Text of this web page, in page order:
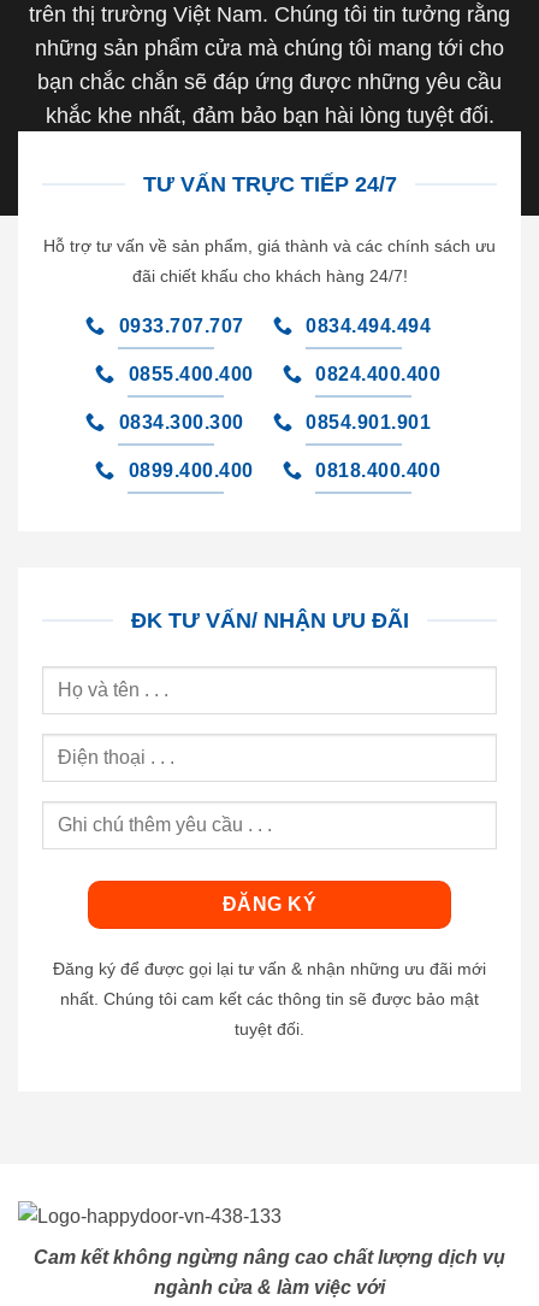
trên thị trường Việt Nam. Chúng tôi tin tưởng rằng
những sản phẩm cửa mà chúng tôi mang tới cho
bạn chắc chắn sẽ đáp ứng được những yêu cầu
khắc khe nhất, đảm bảo bạn hài lòng tuyệt đối.
TƯ VẤN TRỰC TIẾP 24/7
Hỗ trợ tư vấn về sản phẩm, giá thành và các chính sách ưu
đãi chiết khấu cho khách hàng 24/7!
0933.707.707 0834.494.494
0855.400.400 0824.400.400
0834.300.300 0854.901.901
0899.400.400 0818.400.400
ĐK TƯ VẤN/ NHẬN ƯU ĐÃI
Đăng ký để được gọi lại tư vấn & nhận những ưu đãi mới
nhất. Chúng tôi cam kết các thông tin sẽ được bảo mật
tuyệt đối.
Cam kết không ngừng nâng cao chất lượng dịch vụ
ngành cửa & làm việc với